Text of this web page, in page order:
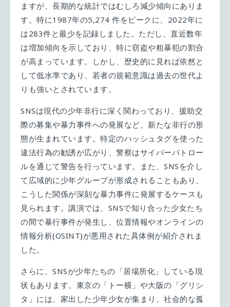
ますが、長期的な統計ではむしろ減少傾向にありま
す。特に1987年の5,274 件をピークに、2022年に
は283件と最少を記録しました。ただし、直近数年
は増加傾向を示しており、特に窃盗や粗暴犯の割合
が高まっています。しかし、歴史的に見れば依然と
して低水準であり、若者の規範意識は過去の世代よ
りも強いとされています。
SNSは現代の少年非行に深く関わっており、援助交
際の募集や暴力事件への発展など、新たな非行の形
態が生まれています。特定のハッシュタグを使った
違法行為の勧誘が広がり、警察はサイバーパトロー
ルを通じて警告を行っています。また、SNSを介し
て広域的に少年グループが形成されることもあり、
こうした関係が深刻な暴力事件に発展するケースも
見られます。講演では、SNSで知り合った少女たち
の間で暴行事件が発生し、位置情報やオンラインの
情報分析(OSINT)が悪用された具体例が紹介されま
した。
さらに、SNSが少年たちの「居場所化」している現
状もあります。東京の「トー横」や大阪の「グリシ
タ」には、家出した少年少女が集まり、社会的な孤